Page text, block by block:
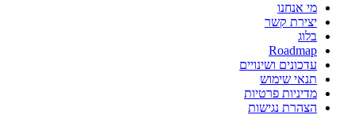
מי אנחנו
יצירת קשר
בלוג
Roadmap
עדכונים ושינויים
תנאי שימוש
מדיניות פרטיות
הצהרת נגישות